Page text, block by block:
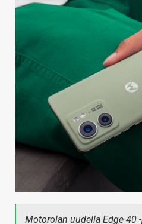
TIETOA
HINTA.FI
KAUPPA
VAIHDA TEEMA
HAKU
Motorolan uudella Edge 40